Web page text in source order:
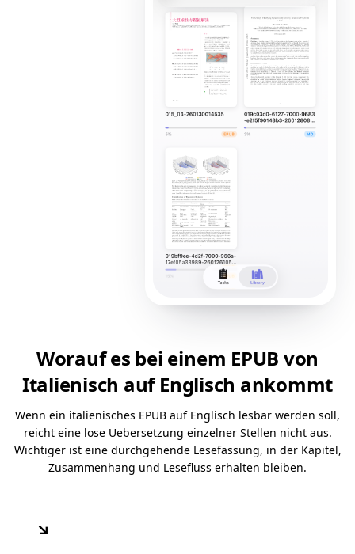
Worauf es bei einem EPUB von
Italienisch auf Englisch ankommt
Wenn ein italienisches EPUB auf Englisch lesbar werden soll,
reicht eine lose Uebersetzung einzelner Stellen nicht aus.
Wichtiger ist eine durchgehende Lesefassung, in der Kapitel,
Zusammenhang und Lesefluss erhalten bleiben.
↘